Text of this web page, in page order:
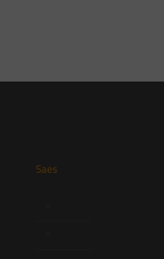
Saes